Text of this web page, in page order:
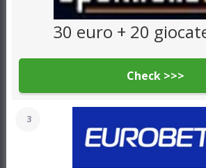
30 euro + 20
Check >>>
3